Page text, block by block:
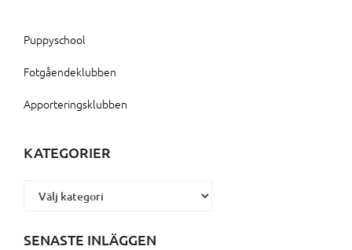
Puppyschool
Fotgåendeklubben
Apporteringsklubben
KATEGORIER
Kategorier
SENASTE INLÄGGEN